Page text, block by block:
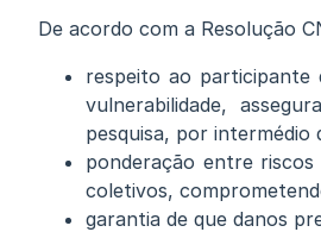
De acordo com a Resolução
respeito ao participante
vulnerabilidade,
pesquisa, por intermédio
ponderação entre
coletivos,
garantia de que danos